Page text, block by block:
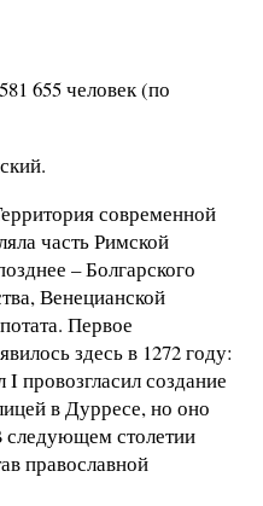
655 человек (по
современной
часть Римской
– Болгарского
Венецианской
Первое
здесь в 1272 году:
провозгласил создание
в Дурресе, но оно
следующем столетии
православной